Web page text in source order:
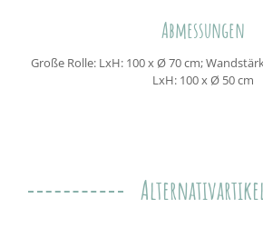
Abmessungen
Große Rolle: LxH: 100 x Ø 70 cm;
LxH: 100 x Ø 50 cm